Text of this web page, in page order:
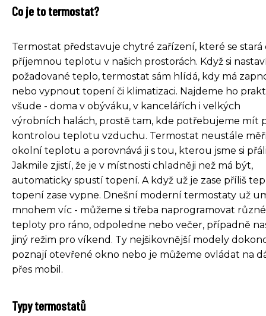
Co je to termostat?
Termostat představuje chytré zařízení, které se stará
příjemnou teplotu v našich prostorách. Když si
požadované teplo, termostat sám hlídá, kdy má
nebo vypnout topení či klimatizaci. Najdeme ho
všude - doma v obýváku, v kancelářích i velkých
výrobních halách, prostě tam, kde potřebujeme mít
kontrolou teplotu vzduchu. Termostat neustále
okolní teplotu a porovnává ji s tou, kterou jsme si
Jakmile zjistí, že je v místnosti chladněji než má být,
automaticky spustí topení. A když už je zase příliš
topení zase vypne. Dnešní moderní termostaty už
mnohem víc - můžeme si třeba naprogramovat různé
teploty pro ráno, odpoledne nebo večer, případně
jiný režim pro víkend. Ty nejšikovnější modely
poznají otevřené okno nebo je můžeme ovládat na
přes mobil.
Typy termostatů